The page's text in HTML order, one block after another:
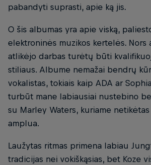
pabandyti suprasti, apie ką jis.
O šis albumas yra apie viską,
elektroninės muzikos kertelės. Nors
atlikėjo darbas turėtų būti
stiliaus. Albume nemažai bendrų
vokalistas, tokiais kaip ADA ar
turbūt mane labiausiai nustebino
su Marley Waters, kuriame netikėtas
amplua.
Laužytas ritmas primena labiau
tradicijas nei vokiškąsias, bet Koze